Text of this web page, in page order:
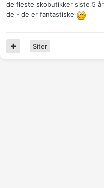
de fleste skobutikker siste 5
de - de er fantastiske
Siter